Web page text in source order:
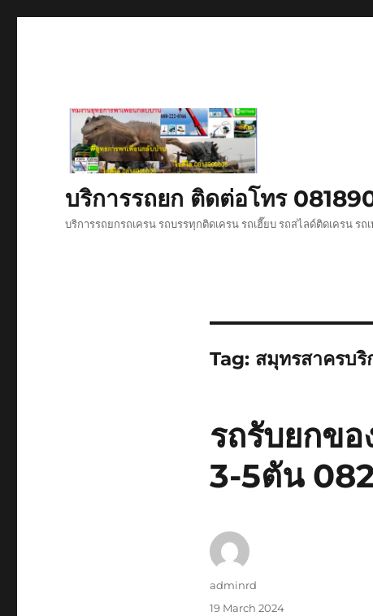
บริการรถยก ติดต่อโทร
บริการรถยกรถเครน รถบรรทุกติดเครน รถเฮี๊ยบ รถสไลด์ติดเครน ร
Tag: สมุทรสาครบ
รถรับยกขอ
3-5ตัน
Author
adminrd
Posted
19 March 2024